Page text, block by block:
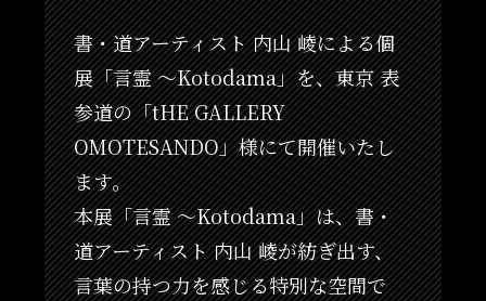
書・道アーティスト 内山 崚による個
展「言霊 ～Kotodama」を、東京 表
参道の「tHE GALLERY
OMOTESANDO」様にて開催いたし
ます。
本展「言霊 ～Kotodama」は、書・
道アーティスト 内山 崚が紡ぎ出す、
言葉の持つ力を感じる特別な空間で